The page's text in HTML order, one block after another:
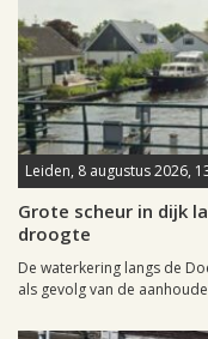
Leiden, 8 augustus 2026,
Grote scheur in dijk
droogte
De waterkering langs de
als gevolg van de